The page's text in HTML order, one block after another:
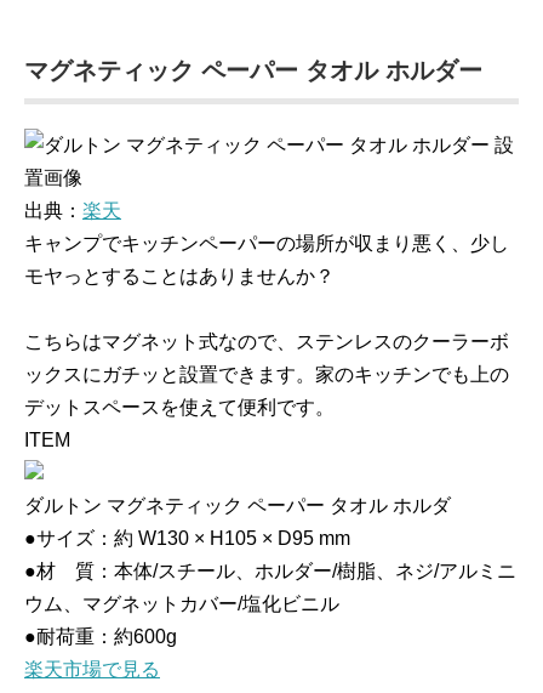
マグネティック ペーパー タオル ホルダー
出典： 楽天
キャンプでキッチンペーパーの場所が収まり悪く、少し
モヤっとすることはありませんか？
こちらはマグネット式なので、ステンレスのクーラーボ
ックスにガチッと設置できます。家のキッチンでも上の
デットスペースを使えて便利です。
ITEM
ダルトン マグネティック ペーパー タオル ホルダ
●サイズ：約 W130 × H105 × D95 mm
●材 質：本体/スチール、ホルダー/樹脂、ネジ/アルミニ
ウム、マグネットカバー/塩化ビニル
●耐荷重：約600g
楽天市場で見る